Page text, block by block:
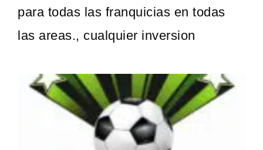
para todas las franquicias en todas
las areas., cualquier inversion